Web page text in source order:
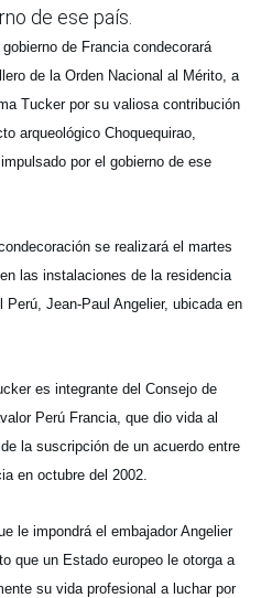
de ese país.
gobierno de Francia condecorará
de la Orden Nacional al Mérito, a
Tucker por su valiosa contribución
arqueológico Choquequirao,
por el gobierno de ese
se realizará el martes
las instalaciones de la residencia
Jean-Paul Angelier, ubicada en
es integrante del Consejo de
Perú Francia, que dio vida al
la suscripción de un acuerdo entre
en octubre del 2002.
le impondrá el embajador Angelier
que un Estado europeo le otorga a
su vida profesional a luchar por